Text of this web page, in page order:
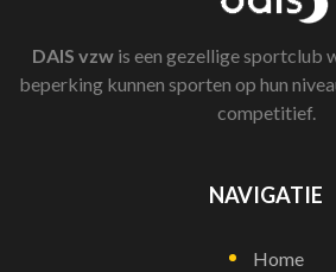
DAIS vzw is een gezellige sportclub
beperking kunnen sporten op hun
competitief.
NAVIGATIE
Home